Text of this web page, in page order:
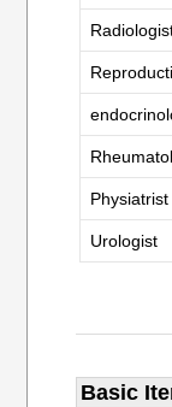
Physiatrist
Urologist
Basic